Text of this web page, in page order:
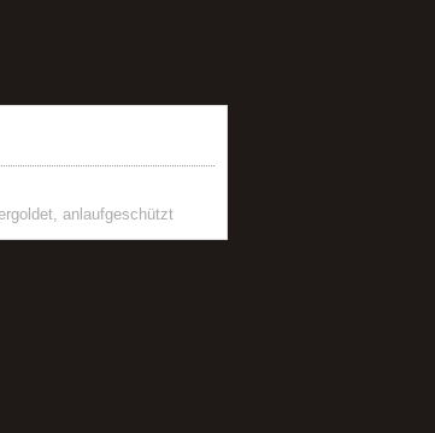
anlaufgeschützt